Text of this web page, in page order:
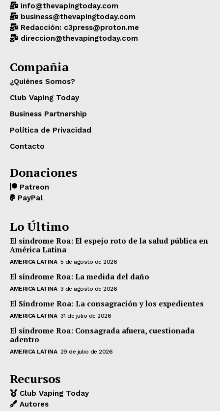
info@thevapingtoday.com
business@thevapingtoday.com
Redacción: c3press@proton.me
direccion@thevapingtoday.com
Compañia
¿Quiénes Somos?
Club Vaping Today
Business Partnership
Política de Privacidad
Contacto
Donaciones
Patreon
PayPal
Lo Último
El síndrome Roa: El espejo roto de la salud pública en
América Latina
AMERICA LATINA 5 de agosto de 2026
El síndrome Roa: La medida del daño
AMERICA LATINA 3 de agosto de 2026
El Síndrome Roa: La consagración y los expedientes
AMERICA LATINA 31 de julio de 2026
El síndrome Roa: Consagrada afuera, cuestionada
adentro
AMERICA LATINA 29 de julio de 2026
Recursos
Club Vaping Today
Autores